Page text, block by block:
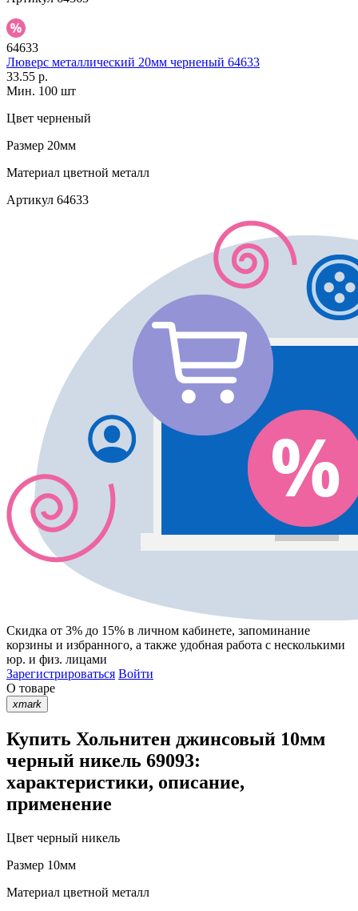
64633
Люверс металлический 20мм черненый 64633
33.55 р.
Мин. 100 шт
Цвет черненый
Размер 20мм
Материал цветной металл
Артикул 64633
Скидка от 3% до 15% в личном кабинете, запоминание
корзины и избранного, а также удобная работа с несколькими
юр. и физ. лицами
Зарегистрироваться Войти
О товаре
xmark
Купить Хольнитен джинсовый 10мм
черный никель 69093:
характеристики, описание,
применение
Цвет черный никель
Размер 10мм
Материал цветной металл